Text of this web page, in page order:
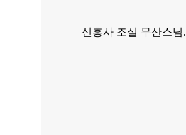
신흥사 조실 무산스님.